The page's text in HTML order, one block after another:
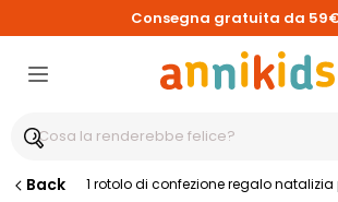
Consegna gratuita da
Back 1 rotolo di confezione regalo